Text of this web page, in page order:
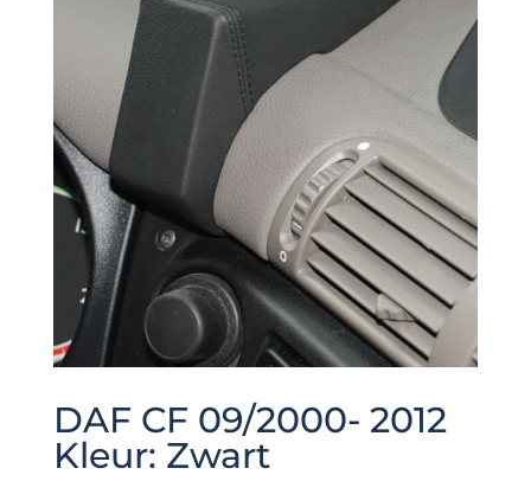
DAF CF 09/2000- 2012
Kleur: Zwart